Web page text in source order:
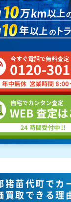
猪苗代町でカ
買取できる理